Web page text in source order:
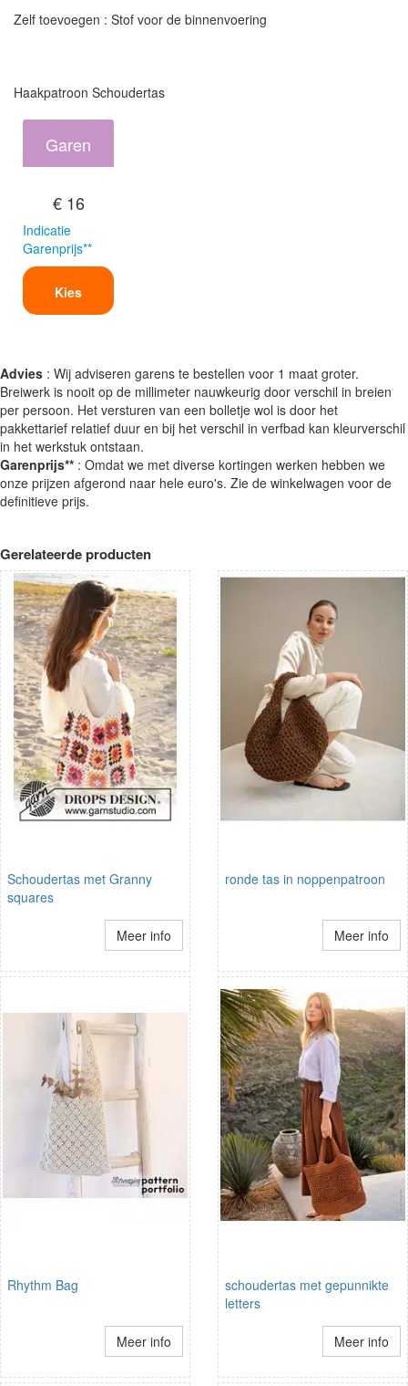
Zelf toevoegen : Stof voor de binnenvoering
Haakpatroon Schoudertas
Garen
€ 16
Indicatie
Garenprijs**
Kies
Advies : Wij adviseren garens te bestellen voor 1 maat groter.
Breiwerk is nooit op de millimeter nauwkeurig door verschil in breien
per persoon. Het versturen van een bolletje wol is door het
pakkettarief relatief duur en bij het verschil in verfbad kan kleurverschil
in het werkstuk ontstaan.
Garenprijs** : Omdat we met diverse kortingen werken hebben we
onze prijzen afgerond naar hele euro's. Zie de winkelwagen voor de
definitieve prijs.
Gerelateerde producten
Schoudertas met Granny
squares
Meer info
ronde tas in noppenpatroon
Meer info
Rhythm Bag
Meer info
schoudertas met gepunnikte
letters
Meer info